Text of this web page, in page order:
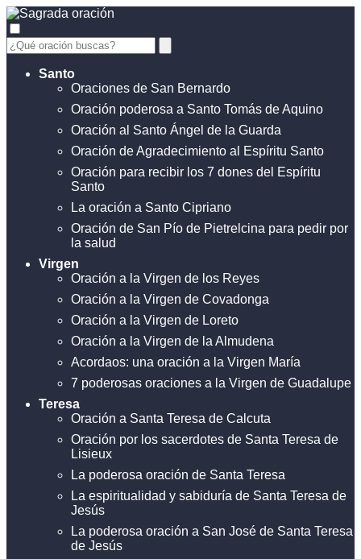
Santo
Oraciones de San Bernardo
Oración poderosa a Santo Tomás de Aquino
Oración al Santo Ángel de la Guarda
Oración de Agradecimiento al Espíritu Santo
Oración para recibir los 7 dones del Espíritu
Santo
La oración a Santo Cipriano
Oración de San Pío de Pietrelcina para pedir por
la salud
Virgen
Oración a la Virgen de los Reyes
Oración a la Virgen de Covadonga
Oración a la Virgen de Loreto
Oración a la Virgen de la Almudena
Acordaos: una oración a la Virgen María
7 poderosas oraciones a la Virgen de Guadalupe
Teresa
Oración a Santa Teresa de Calcuta
Oración por los sacerdotes de Santa Teresa de
Lisieux
La poderosa oración de Santa Teresa
La espiritualidad y sabiduría de Santa Teresa de
Jesús
La poderosa oración a San José de Santa Teresa
de Jesús